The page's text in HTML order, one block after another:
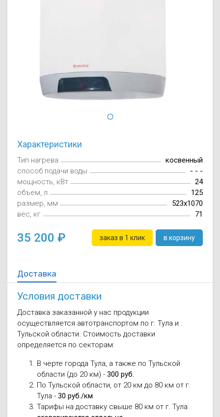
Характеристики
Тип нагрева
косвенный
способ подачи воды
- - -
мощность, кВт
24
объем, л
125
размер, мм
523x1070
вес, кг
71
35 200 заказ в 1 клик в корзину
Доставка
Условия доставки
Доставка заказанной у нас продукции
осуществляется автотранспортом по г. Тула и
Тульской области. Стоимость доставки
определяется по секторам:
В черте города Тула, а также по Тульской
области (до 20 км) - 300 руб.
По Тульской области, от 20 км до 80 км от г.
Тула - 30 руб./км
Тарифы на доставку свыше 80 км от г. Тула